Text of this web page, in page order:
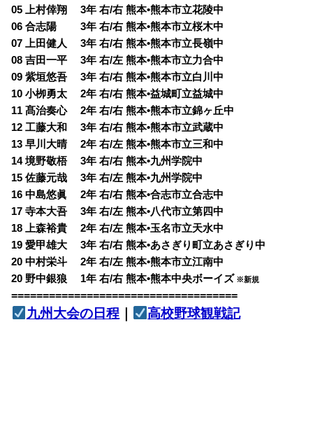
05 上村倖翔 3年 右/右 熊本•熊本市立花陵中
06 合志陽 3年 右/右 熊本•熊本市立桜木中
07 上田健人 3年 右/右 熊本•熊本市立長嶺中
08 吉田一平 3年 右/左 熊本•熊本市立力合中
09 紫垣悠吾 3年 右/右 熊本•熊本市立白川中
10 小栁勇太 2年 右/右 熊本•益城町立益城中
11 髙治奏心 2年 右/右 熊本•熊本市立錦ヶ丘中
12 工藤大和 3年 右/右 熊本•熊本市立武蔵中
13 早川大晴 2年 右/左 熊本•熊本市立三和中
14 境野敬梧 3年 右/右 熊本•九州学院中
15 佐藤元哉 3年 右/左 熊本•九州学院中
16 中島悠眞 2年 右/右 熊本•合志市立合志中
17 寺本大吾 3年 右/左 熊本•八代市立第四中
18 上森裕貴 2年 右/左 熊本•玉名市立天水中
19 愛甲雄大 3年 右/右 熊本•あさぎり町立あさぎり中
20 中村栄斗 2年 右/左 熊本•熊本市立江南中
20 野中銀狼 1年 右/右 熊本•熊本中央ボーイズ ※新規
====================================
九州大会の日程｜ 高校野球観戦記